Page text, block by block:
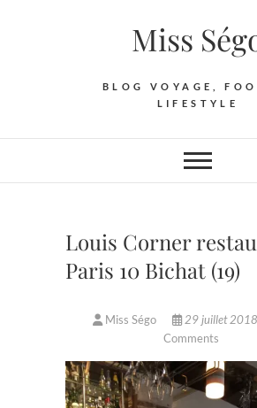
Miss
BLOG VOYAGE,
LIFESTYLE
Louis Corner
Paris 10 Bichat (19)
Miss Ségo 29 juillet 2018
Comments